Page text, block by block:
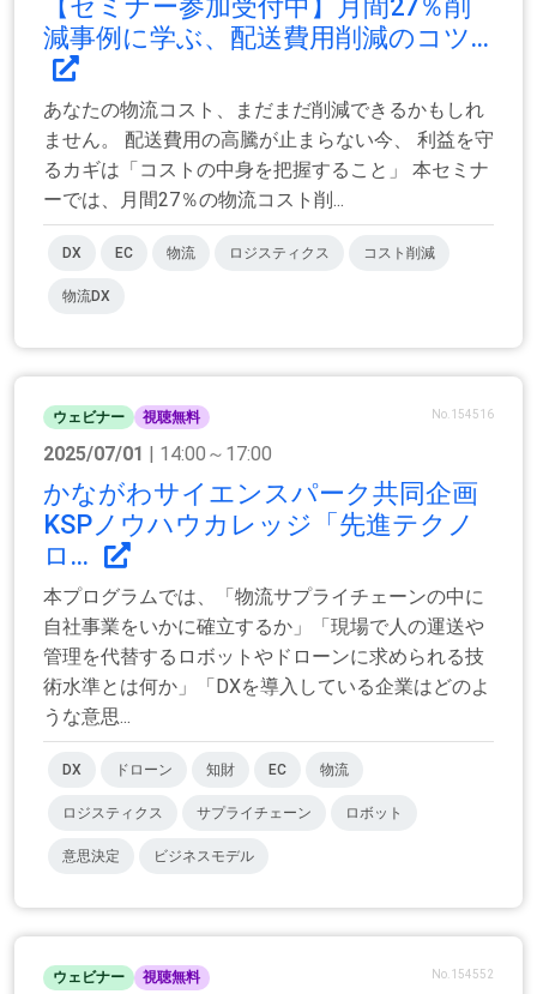
【セミナー参加受付中】月間27％削
減事例に学ぶ、配送費用削減のコツ...
あなたの物流コスト、まだまだ削減できるかもしれ
ません。 配送費用の高騰が止まらない今、 利益を守
るカギは「コストの中身を把握すること」 本セミナ
ーでは、月間27％の物流コスト削...
DX EC 物流 ロジスティクス コスト削減
物流DX
ウェビナー 視聴無料 No.154516
2025/07/01 | 14:00～17:00
かながわサイエンスパーク共同企画
KSPノウハウカレッジ「先進テクノ
ロ...
本プログラムでは、「物流サプライチェーンの中に
自社事業をいかに確立するか」「現場で人の運送や
管理を代替するロボットやドローンに求められる技
術水準とは何か」「DXを導入している企業はどのよ
うな意思...
DX ドローン 知財 EC 物流
ロジスティクス サプライチェーン ロボット
意思決定 ビジネスモデル
ウェビナー 視聴無料 No.154552